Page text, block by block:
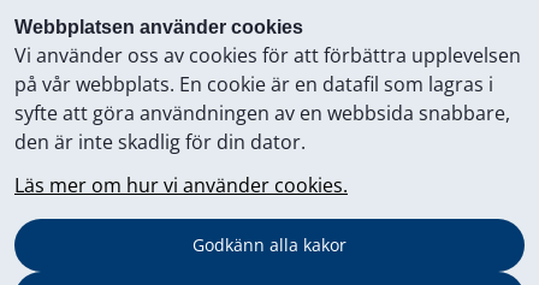
Webbplatsen använder cookies
Vi använder oss av cookies för att förbättra upplevelsen
på vår webbplats. En cookie är en datafil som lagras i
syfte att göra användningen av en webbsida snabbare,
den är inte skadlig för din dator.
Läs mer om hur vi använder cookies.
Godkänn alla kakor